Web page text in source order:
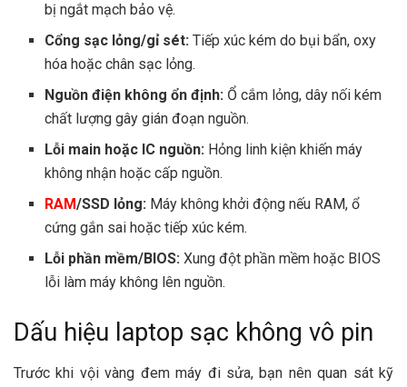
bị ngắt mạch bảo vệ.
Cổng sạc lỏng/gỉ sét: Tiếp xúc kém do bụi bẩn, oxy
hóa hoặc chân sạc lỏng.
Nguồn điện không ổn định: Ổ cắm lỏng, dây nối kém
chất lượng gây gián đoạn nguồn.
Lỗi main hoặc IC nguồn: Hỏng linh kiện khiến máy
không nhận hoặc cấp nguồn.
RAM/SSD lỏng: Máy không khởi động nếu RAM, ổ
cứng gắn sai hoặc tiếp xúc kém.
Lỗi phần mềm/BIOS: Xung đột phần mềm hoặc BIOS
lỗi làm máy không lên nguồn.
Dấu hiệu laptop sạc không vô pin
Trước khi vội vàng đem máy đi sửa, bạn nên quan sát kỹ